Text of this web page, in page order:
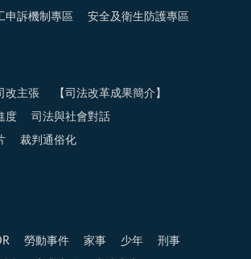
申訴機制專區 安全及衛生防護專區
改主張 【司法改革成果簡介】
度 司法與社會對話
裁判通俗化
勞動事件 家事 少年 刑事